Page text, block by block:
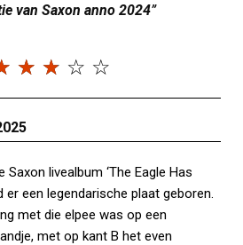
van Saxon anno 2024”
☆ ☆ ☆ ☆
livealbum ‘The Eagle Has
er een legendarische plaat geboren.
met die elpee was op een
met op kant B het even